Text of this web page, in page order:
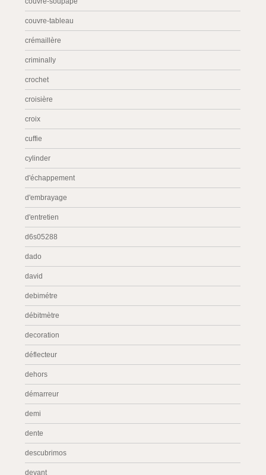
couvre-tableau
crémaillère
criminally
crochet
croisière
croix
cuffie
cylinder
d'échappement
d'embrayage
d'entretien
d6s05288
dado
david
debimétre
débitmètre
decoration
déflecteur
dehors
démarreur
demi
dente
descubrimos
devant